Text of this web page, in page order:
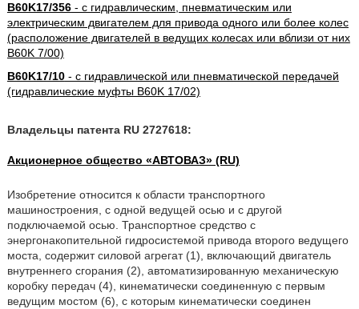
B60K17/356- с гидравлическим, пневматическим или
электрическим двигателем для привода одного или более колес
(расположение двигателей в ведущих колесах или вблизи от них
B60K 7/00)
B60K17/10- с гидравлической или пневматической передачей
(гидравлические муфты B60K 17/02)
Владельцы патента RU 2727618:
Акционерное общество «АВТОВАЗ» (RU)
Изобретение относится к области транспортного
машиностроения, с одной ведущей осью и с другой
подключаемой осью. Транспортное средство с
энергонакопительной гидросистемой привода второго ведущего
моста, содержит силовой агрегат (1), включающий двигатель
внутреннего сгорания (2), автоматизированную механическую
коробку передач (4), кинематически соединенную с первым
ведущим мостом (6), с которым кинематически соединен